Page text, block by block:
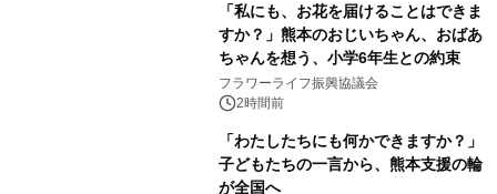
「私にも、お花を届けることはできま
すか？」熊本のおじいちゃん、おばあ
ちゃんを想う、小学6年生との約束
フラワーライフ振興協議会
2時間前
「わたしたちにも何かできますか？」
子どもたちの一言から、熊本支援の輪
が全国へ